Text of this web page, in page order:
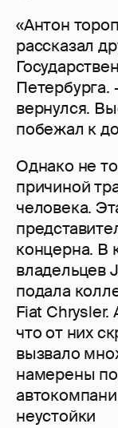
«Антон
рассказал
вернулся.
побежал к
Однако не
причиной
человека.
концерна. В
владельцев
подала
Fiat
что от них
вызвало
намерены
неустойки